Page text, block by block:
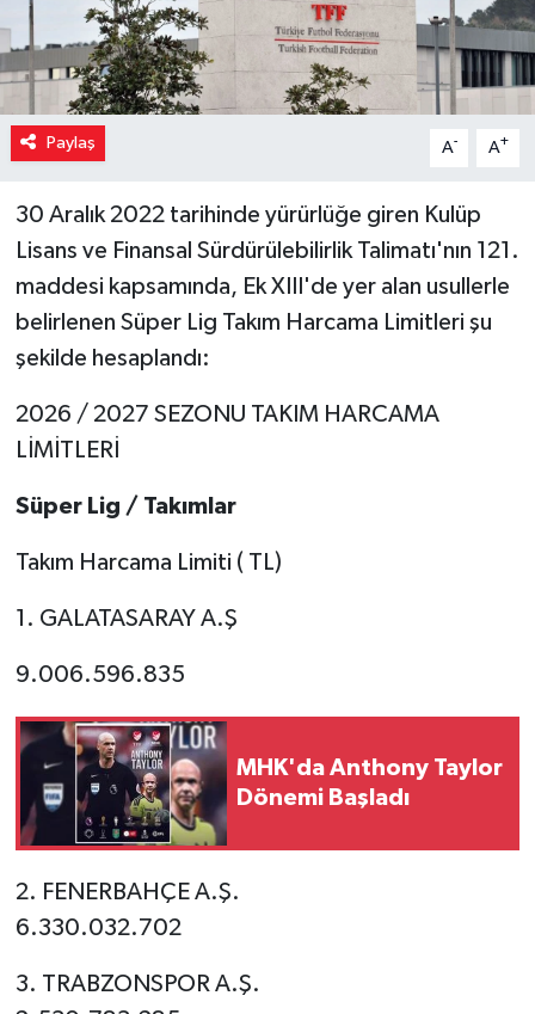
Paylaş A- A+
30 Aralık 2022 tarihinde yürürlüğe giren Kulüp
Lisans ve Finansal Sürdürülebilirlik Talimatı'nın 121.
maddesi kapsamında, Ek XIII'de yer alan usullerle
belirlenen Süper Lig Takım Harcama Limitleri şu
şekilde hesaplandı:
2026 / 2027 SEZONU TAKIM HARCAMA
LİMİTLERİ
Süper Lig / Takımlar
Takım Harcama Limiti ( TL)
1. GALATASARAY A.Ş
9.006.596.835
MHK'da Anthony Taylor
Dönemi Başladı
2. FENERBAHÇE A.Ş.
6.330.032.702
3. TRABZONSPOR A.Ş.